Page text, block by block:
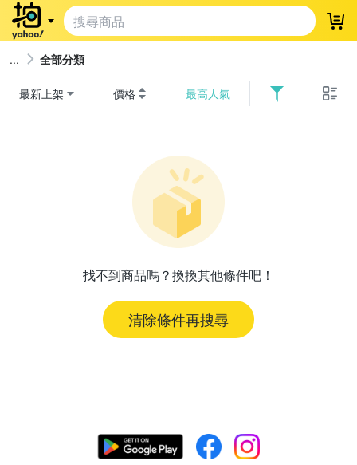
登
全部分類
最新上架 價格 最高人氣
找不到商品嗎？換換其他條件吧！
清除條件再搜尋